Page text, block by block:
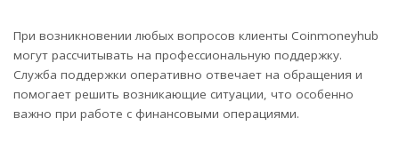
При возникновении любых вопросов клиенты Coinmoneyhub
могут рассчитывать на профессиональную поддержку.
Служба поддержки оперативно отвечает на обращения и
помогает решить возникающие ситуации, что особенно
важно при работе с финансовыми операциями.